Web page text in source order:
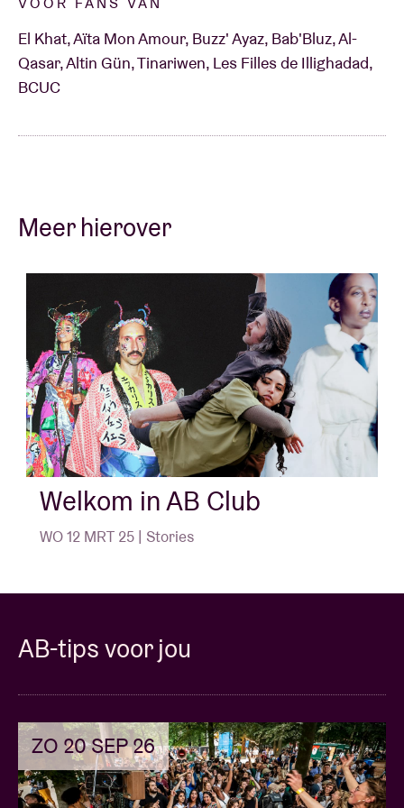
El Khat, Aïta Mon Amour, Buzz' Ayaz, Bab'Bluz, Al-
Qasar, Altin Gün, Tinariwen, Les Filles de Illighadad,
BCUC
Meer hierover
Welkom in AB Club
WO 12 MRT 25 | Stories
AB-tips voor jou
ZO 20 SEP 26